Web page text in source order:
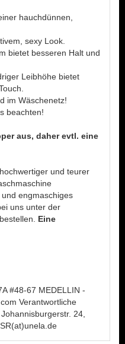
hauchdünnen,
sexy Look.
bietet besseren Halt und
Leibhöhe bietet
im Wäschenetz!
beachten!
aus, daher evtl. eine
und teurer
engmaschiges
uns unter der
Eine
#48-67 MEDELLIN -
Verantwortliche
24,